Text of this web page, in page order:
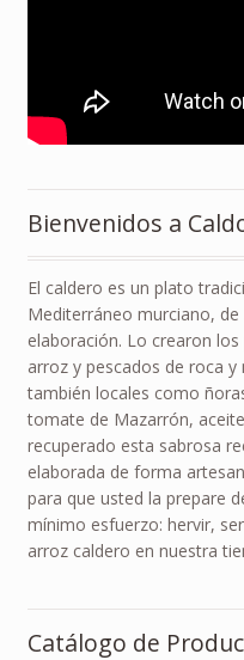
Bienvenidos a
El caldero es un plato
Mediterráneo murciano,
elaboración. Lo crearon
arroz y pescados de roca
también locales como
tomate de Mazarrón,
recuperado esta sabrosa
elaborada de forma
para que usted la prepare
mínimo esfuerzo: hervir,
arroz caldero en nuestra
Catálogo de